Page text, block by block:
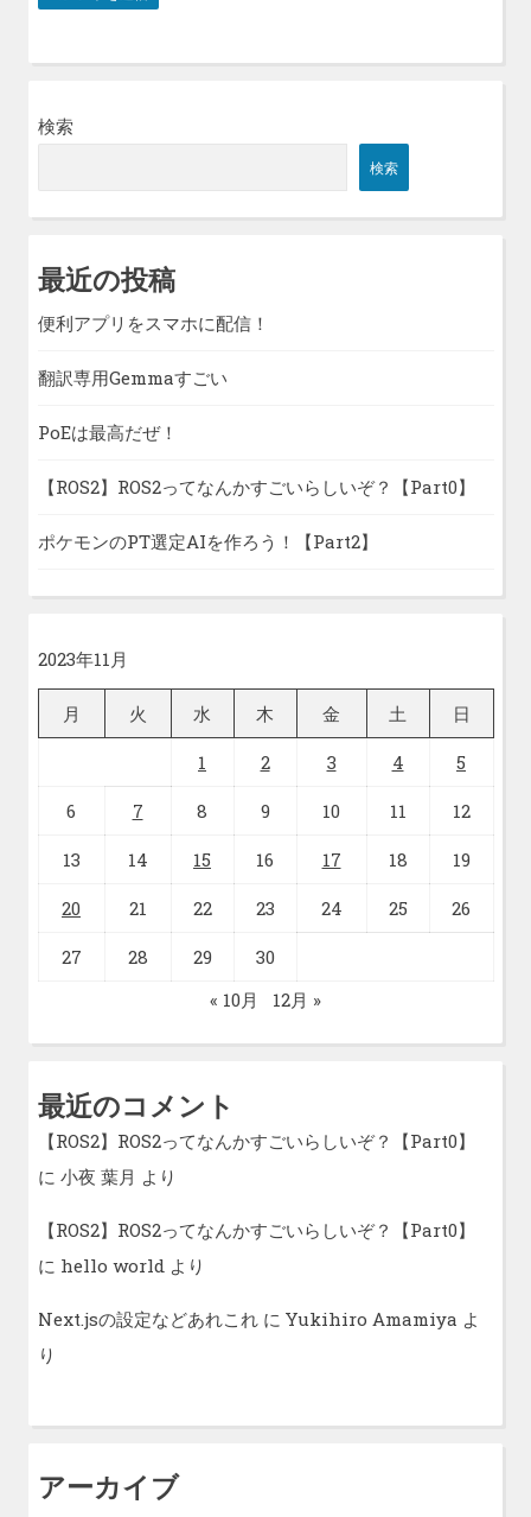
検索
検索
最近の投稿
便利アプリをスマホに配信！
翻訳専用Gemmaすごい
PoEは最高だぜ！
【ROS2】ROS2ってなんかすごいらしいぞ？【Part0】
ポケモンのPT選定AIを作ろう！【Part2】
2023年11月
月 火 水 木 金 土 日
1 2 3 4 5
6 7 8 9 10 11 12
13 14 15 16 17 18 19
20 21 22 23 24 25 26
27 28 29
30
« 10月
12月 »
最近のコメント
【ROS2】ROS2ってなんかすごいらしいぞ？【Part0】
に 小夜 葉月 より
【ROS2】ROS2ってなんかすごいらしいぞ？【Part0】
に hello world より
Next.jsの設定などあれこれに Yukihiro Amamiya よ
り
アーカイブ